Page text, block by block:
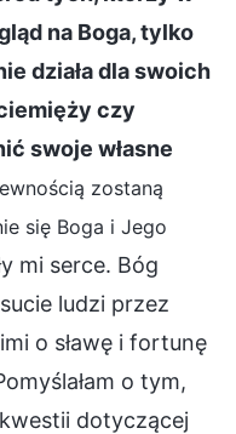
na Boga, tylko
działa dla swoich
czy
swoje własne
zostaną
się Boga i Jego
mi serce. Bóg
ludzi przez
o sławę i fortunę
o tym,
dotyczącej